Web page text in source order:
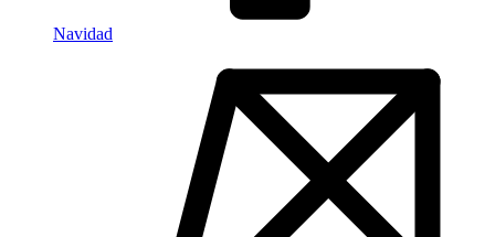
Navidad